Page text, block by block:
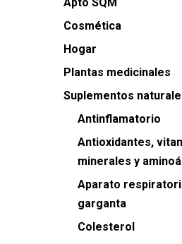
Cosmética
Hogar
Plantas medicinales
Suplementos
Antinflamatorio
Antioxidantes,
minerales y
Aparato
garganta
Colesterol